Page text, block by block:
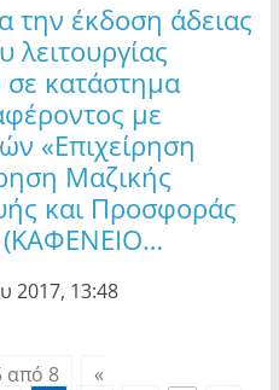
έκδοση άδειας
κατάστημα
με
«Επιχείρηση
Μαζικής
και Προσφοράς
(ΚΑΦΕΝΕΙΟ…
2017, 13:48
από 8
«